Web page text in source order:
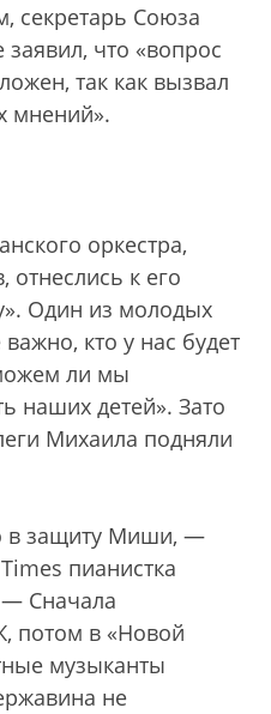
секретарь Союза
что «вопрос
так как вызвал
мнений».
оркестра,
отнеслись к его
Один из молодых
кто у нас будет
ли мы
наших детей». Зато
Михаила подняли
в защиту Миши, —
пианистка
Сначала
потом в «Новой
музыканты
не